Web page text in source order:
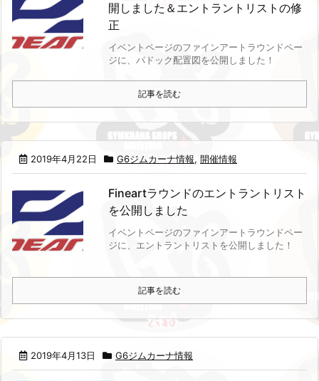
開しました＆エントラントリストの修
正
イベントページのファインアートラウンドペー
ジに、パドック配置図を公開しました！
記事を読む
2019年4月22日 G6ジムカーナ情報, 開催情報
Fineartラウンドのエントラントリスト
を公開しました
イベントページのファインアートラウンドペー
ジに、エントラントリストを公開しました！
記事を読む
2019年4月13日 G6ジムカーナ情報